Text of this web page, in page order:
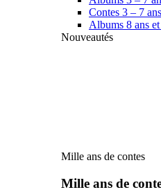
Contes 3 – 7 ans
Albums 8 ans
Nouveautés
Mille ans de contes
Mille ans de